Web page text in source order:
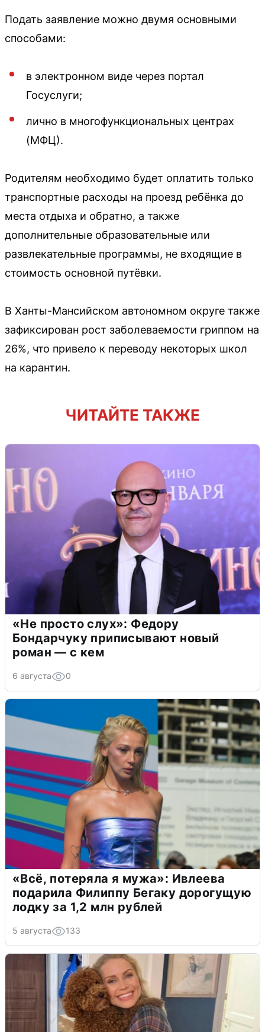
Подать заявление можно двумя основными
способами:
в электронном виде через портал
Госуслуги;
лично в многофункциональных центрах
(МФЦ).
Родителям необходимо будет оплатить только
транспортные расходы на проезд ребёнка до
места отдыха и обратно, а также
дополнительные образовательные или
развлекательные программы, не входящие в
стоимость основной путёвки.
В Ханты-Мансийском автономном округе также
зафиксирован рост заболеваемости гриппом на
26%, что привело к переводу некоторых школ
на карантин.
ЧИТАЙТЕ ТАКЖЕ
«Не просто слух»: Федору
Бондарчуку приписывают новый
роман — с кем
6 августа 0
«Всё, потеряла я мужа»: Ивлеева
подарила Филиппу Бегаку дорогущую
лодку за 1,2 млн рублей
5 августа 133